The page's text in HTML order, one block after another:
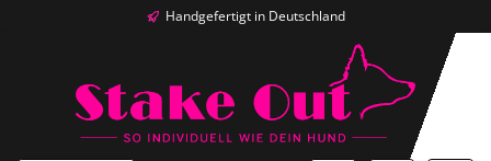
Zum Hauptinhalt springenHandgefertigt in Deutschland